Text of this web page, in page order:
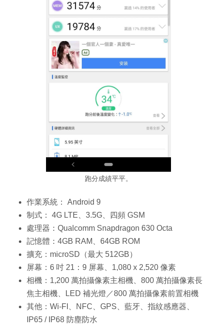
跑分成績平平。
作業系統： Android 9
制式： 4G LTE、3.5G、四頻 GSM
處理器：Qualcomm Snapdragon 630 Octa
記憶體：4GB RAM、64GB ROM
擴充：microSD（最大 512GB）
屏幕：6 吋 21：9 屏幕、1,080 x 2,520 像素
相機：1,200 萬拍攝像素主相機、800 萬拍攝像素長
焦主相機、LED 補光燈／800 萬拍攝像素前置相機
其他：Wi-FI、NFC、GPS、藍牙、指紋感應器、
IP65 / IP68 防塵防水